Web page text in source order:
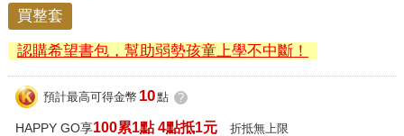
買整套
認購希望書包，幫助弱勢孩童上學不中斷！
預計最高可得金幣 10點 ?
HAPPY GO享100累1點 4點抵1元 折抵無上限